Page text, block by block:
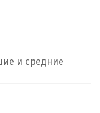
и средние